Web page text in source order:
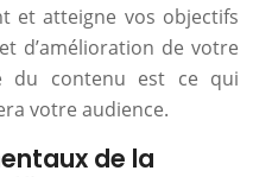
et atteigne vos objectifs
d’amélioration de votre
du contenu est ce qui
votre audience.
de la